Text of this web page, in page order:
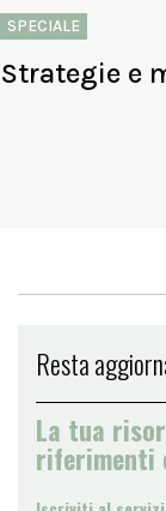
SPECIALE
Strategie e
Resta
La tua
riferimenti